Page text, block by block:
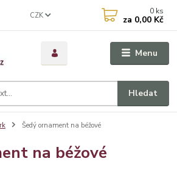
Menu
CZK
Hledat
0 ks
za 0,00 Kč
Šedý ornament na béžové
na béžové